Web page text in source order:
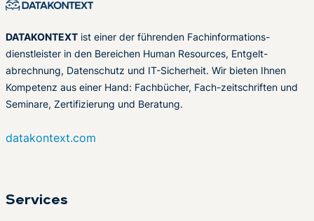
DATAKONTEXT ist einer der führenden Fachinformations-
dienstleister in den Bereichen Human Resources, Entgelt-
abrechnung, Datenschutz und IT-Sicherheit. Wir bieten Ihnen
Kompetenz aus einer Hand: Fachbücher, Fach-zeitschriften und
Seminare, Zertifizierung und Beratung.
datakontext.com
Services